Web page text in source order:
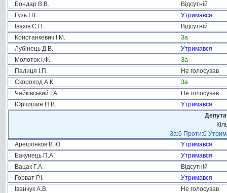
Бондар В.В.
Відсутній
Гузь І.В.
Утримався
Івахів С.П.
Відсутній
Констанкевич І.М.
За
Лубінець Д.В.
Утримався
Молоток І.Ф.
За
Палиця І.П.
Не голосував
Скороход А.К.
За
Чайківський І.А.
Не голосував
Юрчишин П.В.
Утримався
За:6 Проти:0
Арешонков В.Ю.
Утримався
Бакунець П.А.
Утримався
Вацак Г.А.
Відсутній
Горват Р.І.
Утримався
Іванчук А.В.
Не голосував